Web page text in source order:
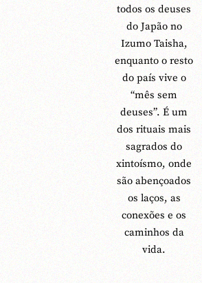
todos os deuses
do Japão no
Izumo Taisha,
enquanto o resto
do país vive o
“mês sem
deuses”. É um
dos rituais mais
sagrados do
xintoísmo, onde
são abençoados
os laços, as
conexões e os
caminhos da
vida.